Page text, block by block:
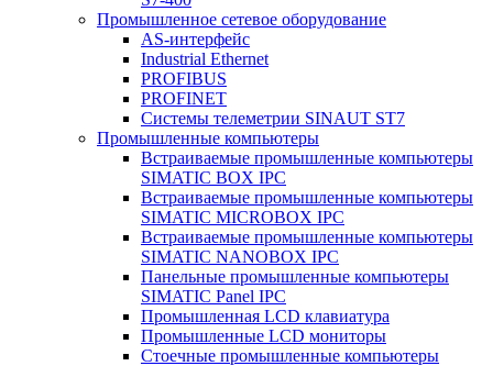
Промышленное сетевое оборудование
AS-интерфейс
Industrial Ethernet
PROFIBUS
PROFINET
Системы телеметрии SINAUT ST7
Промышленные компьютеры
Встраиваемые промышленные компьютеры
SIMATIC BOX IPC
Встраиваемые промышленные компьютеры
SIMATIC MICROBOX IPC
Встраиваемые промышленные компьютеры
SIMATIC NANOBOX IPC
Панельные промышленные компьютеры
SIMATIC Panel IPC
Промышленная LCD клавиатура
Промышленные LCD мониторы
Стоечные промышленные компьютеры